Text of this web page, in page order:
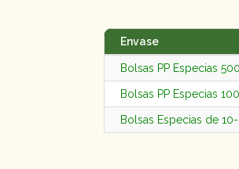
Envase
Bolsas PP Especias
Bolsas PP Especias
Bolsas Especias de